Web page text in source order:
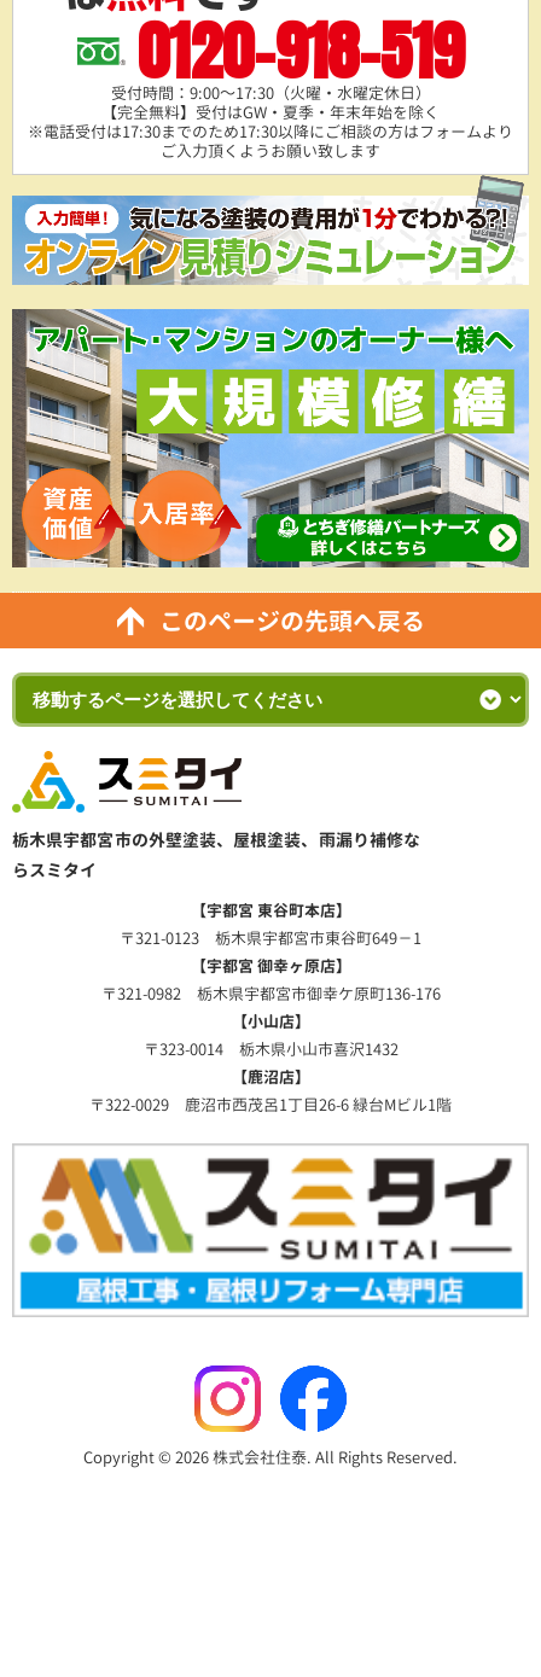
0120-918-519
受付時間：9:00～17:30（火曜・水曜定休日）
【完全無料】受付はGW・夏季・年末年始を除く
※電話受付は17:30までのため17:30以降にご相談の方はフォームより
ご入力頂くようお願い致します
このページの先頭へ戻る
栃木県宇都宮市の外壁塗装、屋根塗装、雨漏り補修な
らスミタイ
【宇都宮 東谷町本店】
〒321-0123 栃木県宇都宮市東谷町649－1
【宇都宮 御幸ヶ原店】
〒321-0982 栃木県宇都宮市御幸ケ原町136-176
【小山店】
〒323-0014 栃木県小山市喜沢1432
【鹿沼店】
〒322-0029 鹿沼市西茂呂1丁目26-6 緑台Mビル1階
Copyright © 2026 株式会社住泰. All Rights Reserved.